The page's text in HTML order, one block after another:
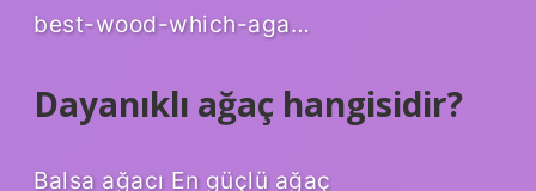
best-wood-which-aga…
Dayanıklı ağaç hangisidir?
Balsa ağacı En güçlü ağaç